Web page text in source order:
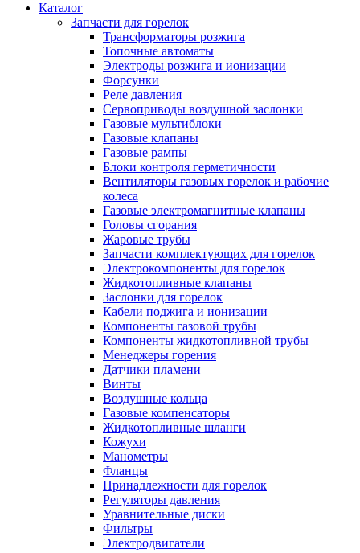
Каталог
Запчасти для горелок
Трансформаторы розжига
Топочные автоматы
Электроды розжига и ионизации
Форсунки
Реле давления
Сервоприводы воздушной заслонки
Газовые мультиблоки
Газовые клапаны
Газовые рампы
Блоки контроля герметичности
Вентиляторы газовых горелок и рабочие
колеса
Газовые электромагнитные клапаны
Головы сгорания
Жаровые трубы
Запчасти комплектующих для горелок
Электрокомпоненты для горелок
Жидкотопливные клапаны
Заслонки для горелок
Кабели поджига и ионизации
Компоненты газовой трубы
Компоненты жидкотопливной трубы
Менеджеры горения
Датчики пламени
Винты
Воздушные кольца
Газовые компенсаторы
Жидкотопливные шланги
Кожухи
Манометры
Фланцы
Принадлежности для горелок
Регуляторы давления
Уравнительные диски
Фильтры
Электродвигатели